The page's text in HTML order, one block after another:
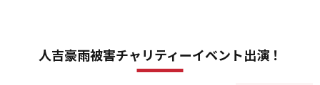
人吉豪雨被害チャリティーイベント出演！